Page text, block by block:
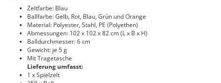
Zeltfarbe: Blau
Ballfarbe: Gelb, Rot, Blau, Grün und Orange
Material: Polyester, Stahl, PE (Polyethen)
Abmessungen: 102 x 102 x 82 cm (L x B x H)
Balldurchmesser: 6 cm
Gewicht: je 5 g
Mit Tragetasche
Lieferung umfasst:
1 x Spielzelt